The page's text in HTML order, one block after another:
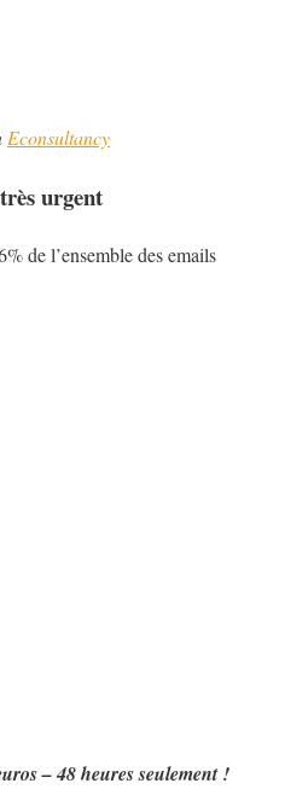
Econsultancy
urgent
de l’ensemble des emails
– 48 heures seulement !